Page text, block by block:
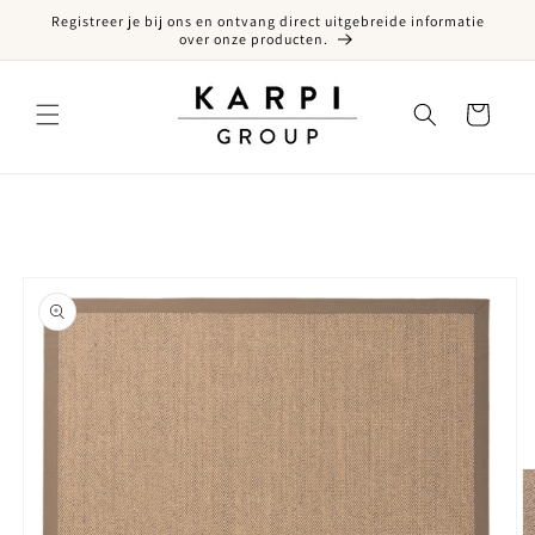
naar de content
Registreer je bij ons en ontvang direct uitgebreide informatie
over onze producten.
Winkelwagen
naar productinformatie